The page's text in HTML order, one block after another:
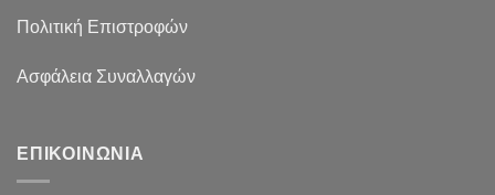
Πολιτική Επιστροφών
Ασφάλεια Συναλλαγών
ΕΠΙΚΟΙΝΩΝΙΑ